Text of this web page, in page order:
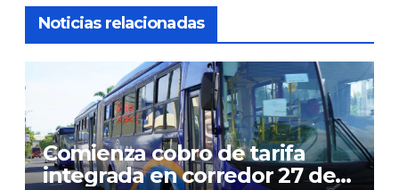
Noticias relacionadas
Comienza cobro de tarifa
integrada en corredor 27 de